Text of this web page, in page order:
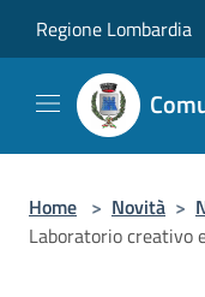
Regione Lombardia
Home > Novità >
Laboratorio creativo